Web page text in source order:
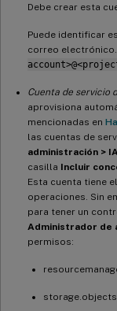
Debe crear esta
Puede identificar
correo electrónico.
Cuenta de servicio
aprovisiona
mencionadas en
las cuentas de
administración >
casilla Incluir
Esta cuenta tiene
operaciones. Sin
para tener un
Administrador de
permisos: